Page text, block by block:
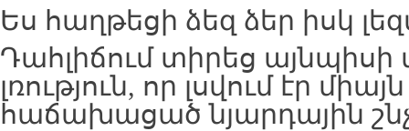
Ես հաղթեցի ձեզ ձեր իսկ
Դահլիճում տիրեց այնպիսի
լռություն, որ լսվում էր
հաճախացած նյարդային